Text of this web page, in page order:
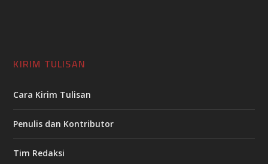
KIRIM TULISAN
Cara Kirim Tulisan
Penulis dan Kontributor
Tim Redaksi